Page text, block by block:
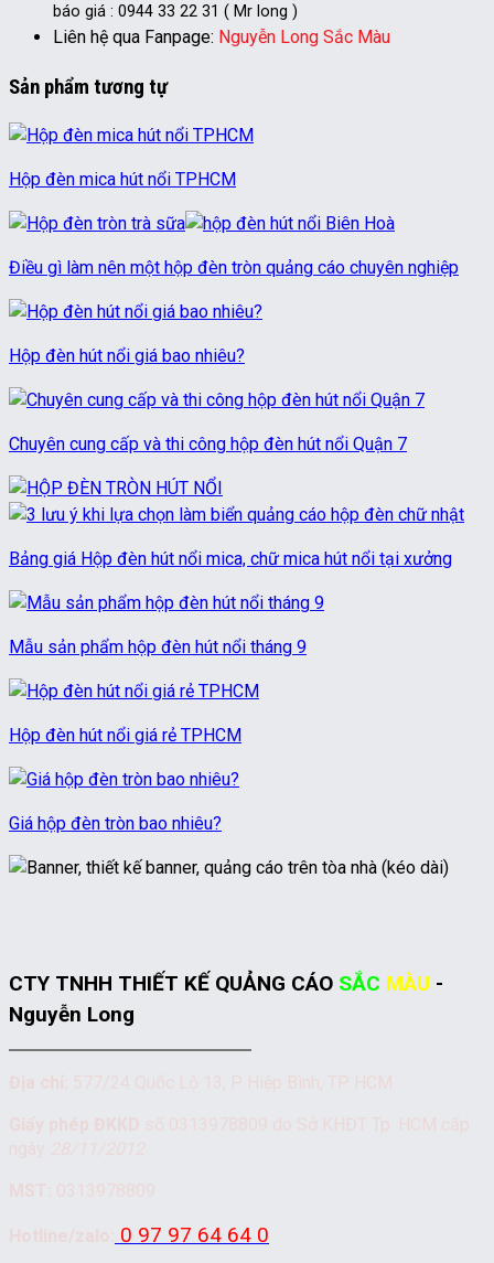
báo giá : 0944 33 22 31 ( Mr long )
Liên hệ qua Fanpage: Nguyễn Long Sắc Màu
Sản phẩm tương tự
Hộp đèn mica hút nổi TPHCM
Điều gì làm nên một hộp đèn tròn quảng cáo chuyên nghiệp
Hộp đèn hút nổi giá bao nhiêu?
Chuyên cung cấp và thi công hộp đèn hút nổi Quận 7
Bảng giá Hộp đèn hút nổi mica, chữ mica hút nổi tại xưởng
Mẫu sản phẩm hộp đèn hút nổi tháng 9
Hộp đèn hút nổi giá rẻ TPHCM
Giá hộp đèn tròn bao nhiêu?
CTY TNHH THIẾT KẾ QUẢNG CÁO SẮC MÀU -
Nguyễn Long
0 97 97 64 64 0